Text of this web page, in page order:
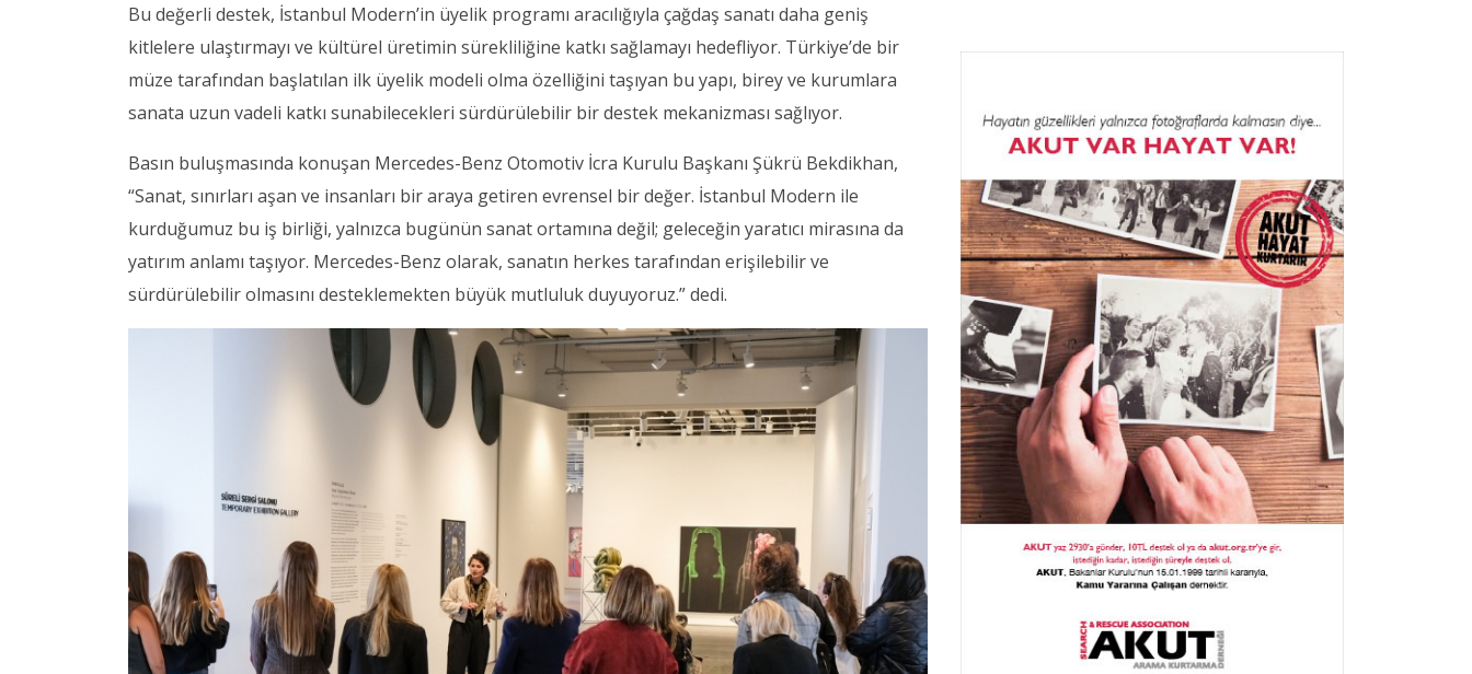
Bu değerli destek, İstanbul Modern’in üyelik programı aracılığıyla çağdaş sanatı daha geniş
kitlelere ulaştırmayı ve kültürel üretimin sürekliliğine katkı sağlamayı hedefliyor. Türkiye’de bir
müze tarafından başlatılan ilk üyelik modeli olma özelliğini taşıyan bu yapı, birey ve kurumlara
sanata uzun vadeli katkı sunabilecekleri sürdürülebilir bir destek mekanizması sağlıyor.
Basın buluşmasında konuşan Mercedes-Benz Otomotiv İcra Kurulu Başkanı Şükrü Bekdikhan,
“Sanat, sınırları aşan ve insanları bir araya getiren evrensel bir değer. İstanbul Modern ile
kurduğumuz bu iş birliği, yalnızca bugünün sanat ortamına değil; geleceğin yaratıcı mirasına da
yatırım anlamı taşıyor. Mercedes-Benz olarak, sanatın herkes tarafından erişilebilir ve
sürdürülebilir olmasını desteklemekten büyük mutluluk duyuyoruz.” dedi.